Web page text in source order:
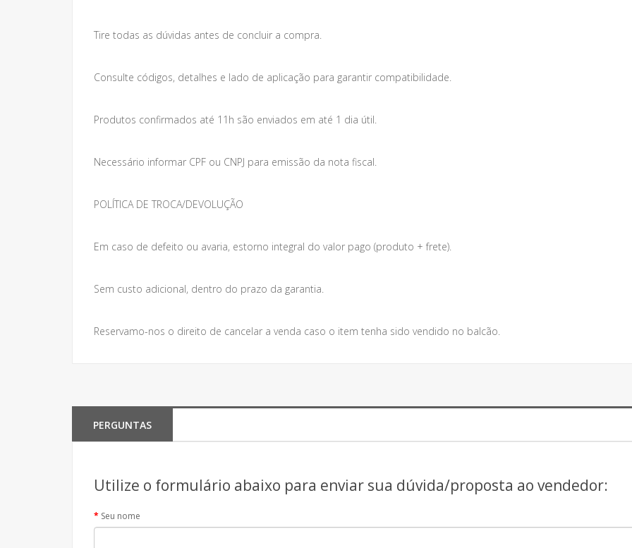
Tire todas as dúvidas antes de concluir a compra.
Consulte códigos, detalhes e lado de aplicação para garantir compatibilidade.
Produtos confirmados até 11h são enviados em até 1 dia útil.
Necessário informar CPF ou CNPJ para emissão da nota fiscal.
POLÍTICA DE TROCA/DEVOLUÇÃO
Em caso de defeito ou avaria, estorno integral do valor pago (produto + frete).
Sem custo adicional, dentro do prazo da garantia.
Reservamo-nos o direito de cancelar a venda caso o item tenha sido vendido no balcão.
PERGUNTAS
Utilize o formulário abaixo para enviar sua dúvida/proposta ao vendedor:
Seu nome